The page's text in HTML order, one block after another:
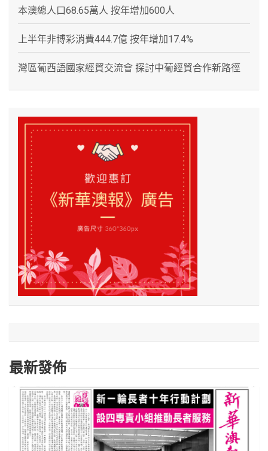
本澳總人口68.65萬人 按年增加600人
上半年非博彩消費444.7億 按年增加17.4%
灣區葡西語國家經貿交流會 探討中葡經貿合作新路徑
最新發佈